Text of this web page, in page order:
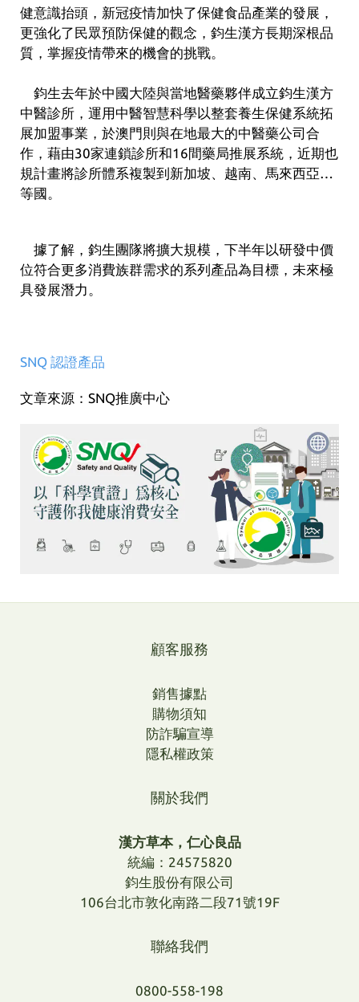
健意識抬頭，新冠疫情加快了保健食品產業的發展，
更強化了民眾預防保健的觀念，鈞生漢方長期深根品
質，掌握疫情帶來的機會的挑戰。
鈞生去年於中國大陸與當地醫藥夥伴成立鈞生漢方
中醫診所，運用中醫智慧科學以整套養生保健系統拓
展加盟事業，於澳門則與在地最大的中醫藥公司合
作，藉由30家連鎖診所和16間藥局推展系統，近期也
規計畫將診所體系複製到新加坡、越南、馬來西亞…
等國。
據了解，鈞生團隊將擴大規模，下半年以研發中價
位符合更多消費族群需求的系列產品為目標，未來極
具發展潛力。
SNQ 認證產品
文章來源：SNQ推廣中心
顧客服務
銷售據點
購物須知
防詐騙宣導
隱私權政策
關於我們
漢方草本，仁心良品
統編：24575820
鈞生股份有限公司
106台北市敦化南路二段71號19F
聯絡我們
0800-558-198